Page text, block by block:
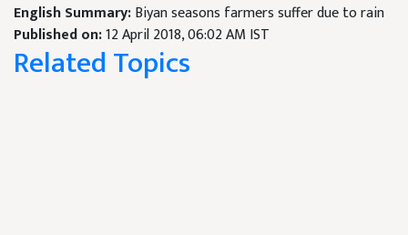
English Summary:Biyan seasons farmers suffer due to rain
Published on:12 April 2018, 06:02 AM IST
Related Topics